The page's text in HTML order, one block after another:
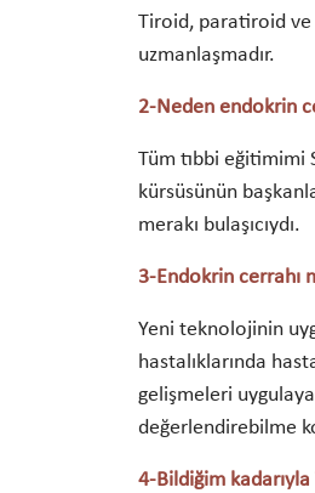
Tiroid, paratiroid ve
uzmanlaşmadır.
2-Neden endokrin
Tüm tıbbi eğitimimi
kürsüsünün
merakı bulaşıcıydı.
3-Endokrin cerrahı
Yeni teknolojinin
hastalıklarında
gelişmeleri
değerlendirebilme
4-Bildiğim